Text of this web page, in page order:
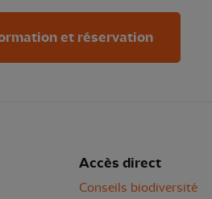
et réservation
Accès direct
Conseils biodiversité